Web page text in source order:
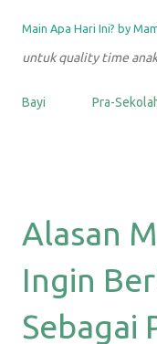
Main Apa Hari Ini? by
untuk quality time
Bayi Pra-
Alasan
Ingin
Sebagai